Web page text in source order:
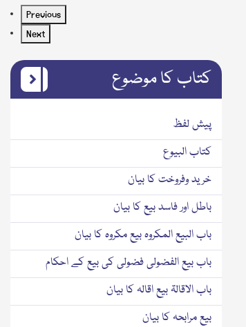
Previous
Next
کتاب کا موضوع
پیش لفظ
کتاب البیوع
خرید وفروخت کا بیان
باطل اور فاسد بیع کا بیان
باب البیع المکروہ بیع مکروہ کا بیان
باب بیع الفضولی فضولی کی بیع کے احکام
باب الاقالۃ بیع اقالہ کا بیان
بیع مرابحہ کا بیان